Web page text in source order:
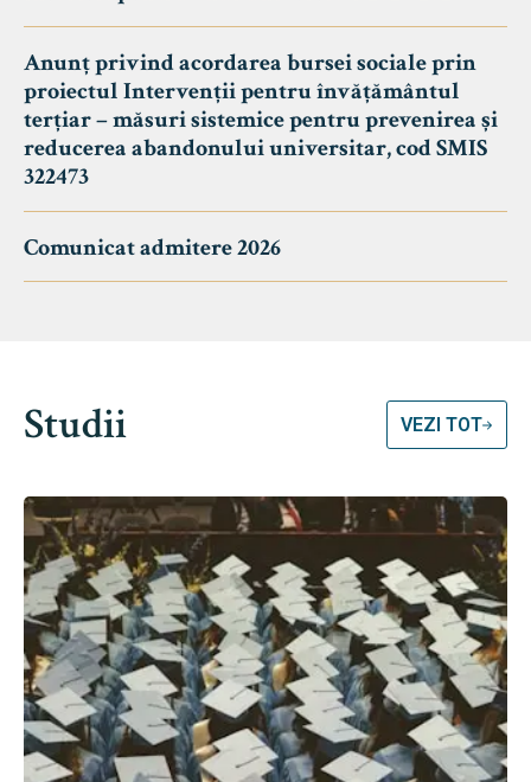
Anunț privind acordarea bursei sociale prin
proiectul Intervenții pentru învățământul
terțiar – măsuri sistemice pentru prevenirea și
reducerea abandonului universitar, cod SMIS
322473
Comunicat admitere 2026
Studii VEZI TOT